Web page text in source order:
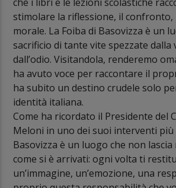
stimolare la riflessione, il confronto,
morale. La Foiba di Basovizza è un
sacrificio di tante vite spezzate dalla
dall’odio. Visitandola, renderemo
ha avuto voce per raccontare il
ha subito un destino crudele solo
identità italiana.
Come ha ricordato il Presidente del
Meloni in uno dei suoi interventi più
Basovizza è un luogo che non lascia
come si è arrivati: ogni volta ti
un’immagine, un’emozione, una